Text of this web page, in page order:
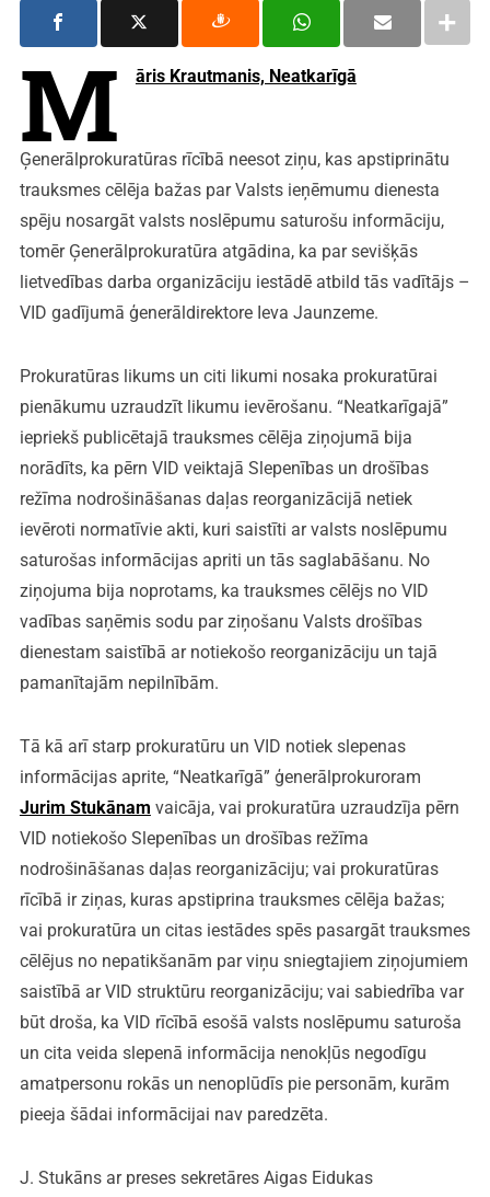
M āris Krautmanis, Neatkarīgā
Ģenerālprokuratūras rīcībā neesot ziņu, kas apstiprinātu
trauksmes cēlēja bažas par Valsts ieņēmumu dienesta
spēju nosargāt valsts noslēpumu saturošu informāciju,
tomēr Ģenerālprokuratūra atgādina, ka par sevišķās
lietvedības darba organizāciju iestādē atbild tās vadītājs –
VID gadījumā ģenerāldirektore Ieva Jaunzeme.
Prokuratūras likums un citi likumi nosaka prokuratūrai
pienākumu uzraudzīt likumu ievērošanu. “Neatkarīgajā”
iepriekš publicētajā trauksmes cēlēja ziņojumā bija
norādīts, ka pērn VID veiktajā Slepenības un drošības
režīma nodrošināšanas daļas reorganizācijā netiek
ievēroti normatīvie akti, kuri saistīti ar valsts noslēpumu
saturošas informācijas apriti un tās saglabāšanu. No
ziņojuma bija noprotams, ka trauksmes cēlējs no VID
vadības saņēmis sodu par ziņošanu Valsts drošības
dienestam saistībā ar notiekošo reorganizāciju un tajā
pamanītajām nepilnībām.
Tā kā arī starp prokuratūru un VID notiek slepenas
informācijas aprite, “Neatkarīgā” ģenerālprokuroram
Jurim Stukānam vaicāja, vai prokuratūra uzraudzīja pērn
VID notiekošo Slepenības un drošības režīma
nodrošināšanas daļas reorganizāciju; vai prokuratūras
rīcībā ir ziņas, kuras apstiprina trauksmes cēlēja bažas;
vai prokuratūra un citas iestādes spēs pasargāt trauksmes
cēlējus no nepatikšanām par viņu sniegtajiem ziņojumiem
saistībā ar VID struktūru reorganizāciju; vai sabiedrība var
būt droša, ka VID rīcībā esošā valsts noslēpumu saturoša
un cita veida slepenā informācija nenokļūs negodīgu
amatpersonu rokās un nenoplūdīs pie personām, kurām
pieeja šādai informācijai nav paredzēta.
J. Stukāns ar preses sekretāres Aigas Eidukas